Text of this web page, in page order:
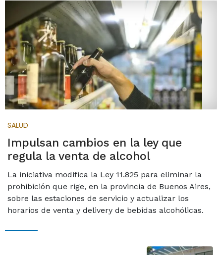
SALUD
Impulsan cambios en la ley que
regula la venta de alcohol
La iniciativa modifica la Ley 11.825 para eliminar la
prohibición que rige, en la provincia de Buenos Aires,
sobre las estaciones de servicio y actualizar los
horarios de venta y delivery de bebidas alcohólicas.